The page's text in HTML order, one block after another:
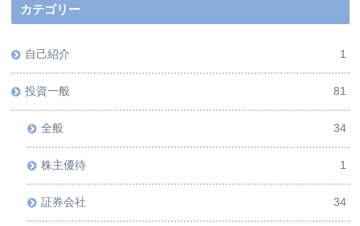
カテゴリー
自己紹介 1
投資一般 81
全般 34
株主優待 1
証券会社 34